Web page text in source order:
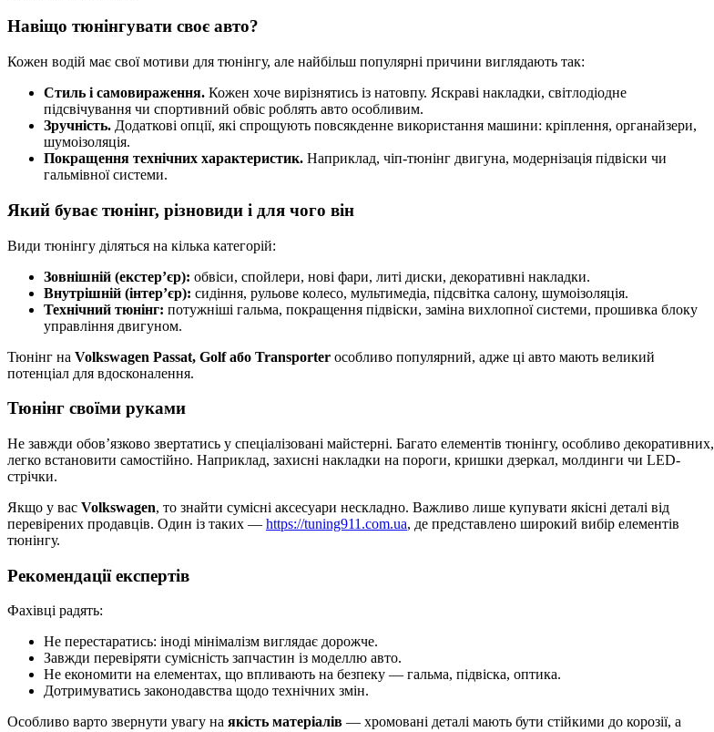
Навіщо тюнінгувати своє авто?
Кожен водій має свої мотиви для тюнінгу, але найбільш популярні причини виглядають так:
Стиль і самовираження. Кожен хоче вирізнятись із натовпу. Яскраві накладки, світлодіодне
підсвічування чи спортивний обвіс роблять авто особливим.
Зручність. Додаткові опції, які спрощують повсякденне використання машини: кріплення, органайзери,
шумоізоляція.
Покращення технічних характеристик. Наприклад, чіп-тюнінг двигуна, модернізація підвіски чи
гальмівної системи.
Який буває тюнінг, різновиди і для чого він
Види тюнінгу діляться на кілька категорій:
Зовнішній (екстер’єр): обвіси, спойлери, нові фари, литі диски, декоративні накладки.
Внутрішній (інтер’єр): сидіння, рульове колесо, мультимедіа, підсвітка салону, шумоізоляція.
Технічний тюнінг: потужніші гальма, покращення підвіски, заміна вихлопної системи, прошивка блоку
управління двигуном.
Тюнінг на Volkswagen Passat, Golf або Transporter особливо популярний, адже ці авто мають великий
потенціал для вдосконалення.
Тюнінг своїми руками
Не завжди обов’язково звертатись у спеціалізовані майстерні. Багато елементів тюнінгу, особливо декоративних,
легко встановити самостійно. Наприклад, захисні накладки на пороги, кришки дзеркал, молдинги чи LED-
стрічки.
Якщо у вас Volkswagen, то знайти сумісні аксесуари нескладно. Важливо лише купувати якісні деталі від
перевірених продавців. Один із таких — https://tuning911.com.ua, де представлено широкий вибір елементів
тюнінгу.
Рекомендації експертів
Фахівці радять:
Не перестаратись: іноді мінімалізм виглядає дорожче.
Завжди перевіряти сумісність запчастин із моделлю авто.
Не економити на елементах, що впливають на безпеку — гальма, підвіска, оптика.
Дотримуватись законодавства щодо технічних змін.
Особливо варто звернути увагу на якість матеріалів — хромовані деталі мають бути стійкими до корозії, а